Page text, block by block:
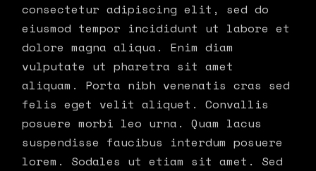
consectetur adipiscing elit, sed do
eiusmod tempor incididunt ut labore et
dolore magna aliqua. Enim diam
vulputate ut pharetra sit amet
aliquam. Porta nibh venenatis cras sed
felis eget velit aliquet. Convallis
posuere morbi leo urna. Quam lacus
suspendisse faucibus interdum posuere
lorem. Sodales ut etiam sit amet. Sed